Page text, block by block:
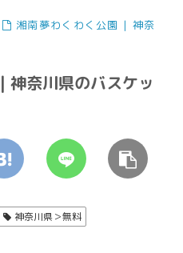
湘南夢わくわく公園 | 神奈
神奈川県のバスケッ
神奈川県＞無料